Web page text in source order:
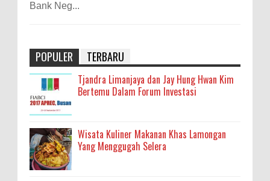
Bank Neg...
POPULER TERBARU
Tjandra Limanjaya dan Jay Hung Hwan Kim
Bertemu Dalam Forum Investasi
Wisata Kuliner Makanan Khas Lamongan
Yang Menggugah Selera